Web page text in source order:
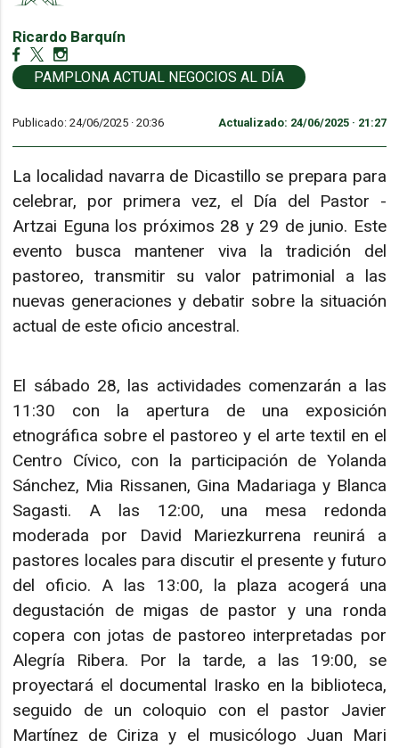
Ricardo Barquín
PAMPLONA ACTUAL NEGOCIOS AL DÍA
Publicado: 24/06/2025 ·20:36 Actualizado: 24/06/2025 · 21:27
La localidad navarra de Dicastillo se prepara para
celebrar, por primera vez, el Día del Pastor -
Artzai Eguna los próximos 28 y 29 de junio. Este
evento busca mantener viva la tradición del
pastoreo, transmitir su valor patrimonial a las
nuevas generaciones y debatir sobre la situación
actual de este oficio ancestral.
El sábado 28, las actividades comenzarán a las
11:30 con la apertura de una exposición
etnográfica sobre el pastoreo y el arte textil en el
Centro Cívico, con la participación de Yolanda
Sánchez, Mia Rissanen, Gina Madariaga y Blanca
Sagasti. A las 12:00, una mesa redonda
moderada por David Mariezkurrena reunirá a
pastores locales para discutir el presente y futuro
del oficio. A las 13:00, la plaza acogerá una
degustación de migas de pastor y una ronda
copera con jotas de pastoreo interpretadas por
Alegría Ribera. Por la tarde, a las 19:00, se
proyectará el documental Irasko en la biblioteca,
seguido de un coloquio con el pastor Javier
Martínez de Ciriza y el musicólogo Juan Mari